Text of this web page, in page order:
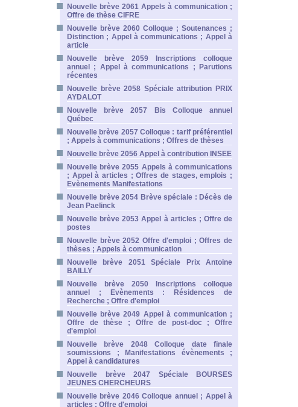
Nouvelle brève 2061 Appels à communication ;
Offre de thèse CIFRE
Nouvelle brève 2060 Colloque ; Soutenances ;
Distinction ; Appel à communications ; Appel à
article
Nouvelle brève 2059 Inscriptions colloque
annuel ; Appel à communications ; Parutions
récentes
Nouvelle brève 2058 Spéciale attribution PRIX
AYDALOT
Nouvelle brève 2057 Bis Colloque annuel
Québec
Nouvelle brève 2057 Colloque : tarif préférentiel
; Appels à communications ; Offres de thèses
Nouvelle brève 2056 Appel à contribution INSEE
Nouvelle brève 2055 Appels à communications
; Appel à articles ; Offres de stages, emplois ;
Evènements Manifestations
Nouvelle brève 2054 Brève spéciale : Décès de
Jean Paelinck
Nouvelle brève 2053 Appel à articles ; Offre de
postes
Nouvelle brève 2052 Offre d'emploi ; Offres de
thèses ; Appels à communication
Nouvelle brève 2051 Spéciale Prix Antoine
BAILLY
Nouvelle brève 2050 Inscriptions colloque
annuel ; Evènements : Résidences de
Recherche ; Offre d'emploi
Nouvelle brève 2049 Appel à communication ;
Offre de thèse ; Offre de post-doc ; Offre
d'emploi
Nouvelle brève 2048 Colloque date finale
soumissions ; Manifestations évènements ;
Appel à candidatures
Nouvelle brève 2047 Spéciale BOURSES
JEUNES CHERCHEURS
Nouvelle brève 2046 Colloque annuel ; Appel à
articles ; Offre d'emploi